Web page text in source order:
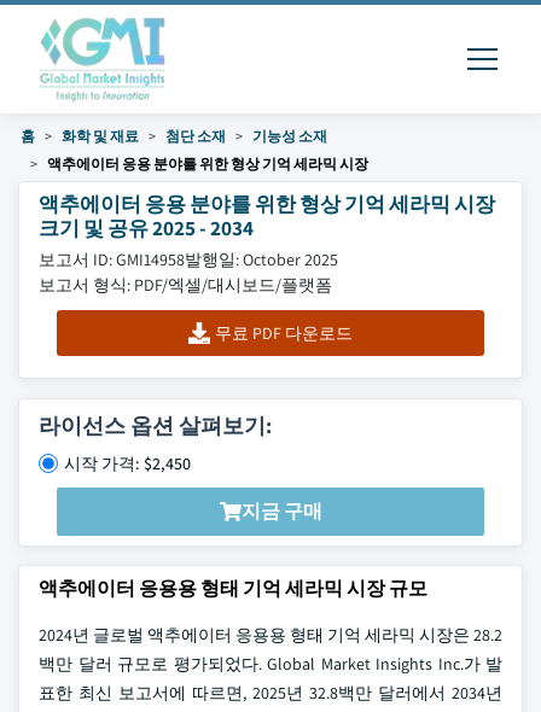
홈 화학 및 재료 첨단 소재
기능성 소재
액추에이터 응용 분야를 위한 형상 기억 세라믹 시장
액추에이터 응용 분야를 위한 형상 기억 세라믹 시장
크기 및 공유 2025 - 2034
보고서 ID: GMI14958발행일: October 2025
보고서 형식: PDF/엑셀/대시보드/플랫폼
무료 PDF 다운로드
라이선스 옵션 살펴보기:
시작 가격: $2,450
지금 구매
액추에이터 응용용 형태 기억 세라믹 시장 규모
2024년 글로벌 액추에이터 응용용 형태 기억 세라믹 시장은 28.2
백만 달러 규모로 평가되었다. Global Market Insights Inc.가 발
표한 최신 보고서에 따르면, 2025년 32.8백만 달러에서 2034년